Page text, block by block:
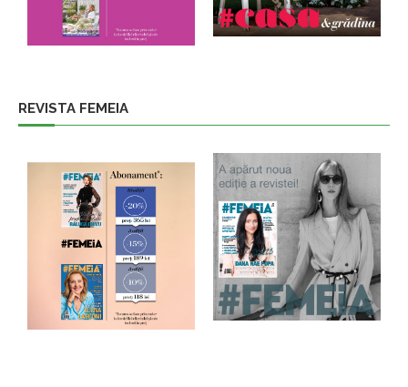
REVISTA FEMEIA